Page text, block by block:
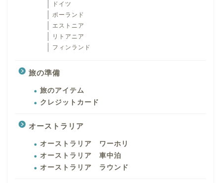
ドイツ
ポーランド
エストニア
リトアニア
フィンランド
旅の準備
旅のアイテム
クレジットカード
オーストラリア
オーストラリア ワーホリ
オーストラリア 車中泊
オーストラリア ラウンド